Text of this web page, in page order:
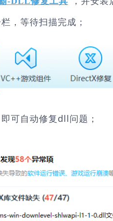
栏，等待扫描完成；
即可自动修复dll问题；